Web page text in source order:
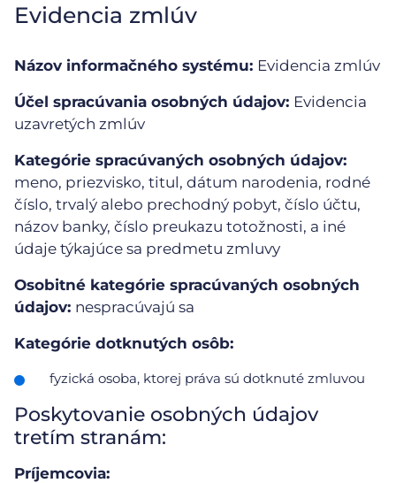
Evidencia zmlúv
Názov informačného systému: Evidencia zmlúv
Účel spracúvania osobných údajov: Evidencia
uzavretých zmlúv
Kategórie spracúvaných osobných údajov:
meno, priezvisko, titul, dátum narodenia, rodné
číslo, trvalý alebo prechodný pobyt, číslo účtu,
názov banky, číslo preukazu totožnosti, a iné
údaje týkajúce sa predmetu zmluvy
Osobitné kategórie spracúvaných osobných
údajov: nespracúvajú sa
Kategórie dotknutých osôb:
fyzická osoba, ktorej práva sú dotknuté zmluvou
Poskytovanie osobných údajov
tretím stranám:
Príjemcovia: